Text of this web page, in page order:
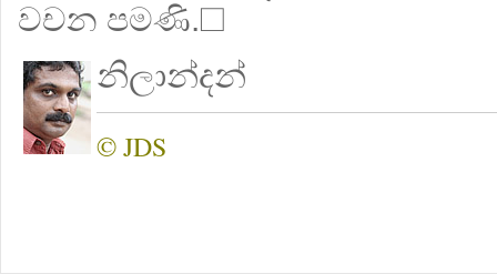
වචන පමණි.☐
නිලාන්දන්
© JDS